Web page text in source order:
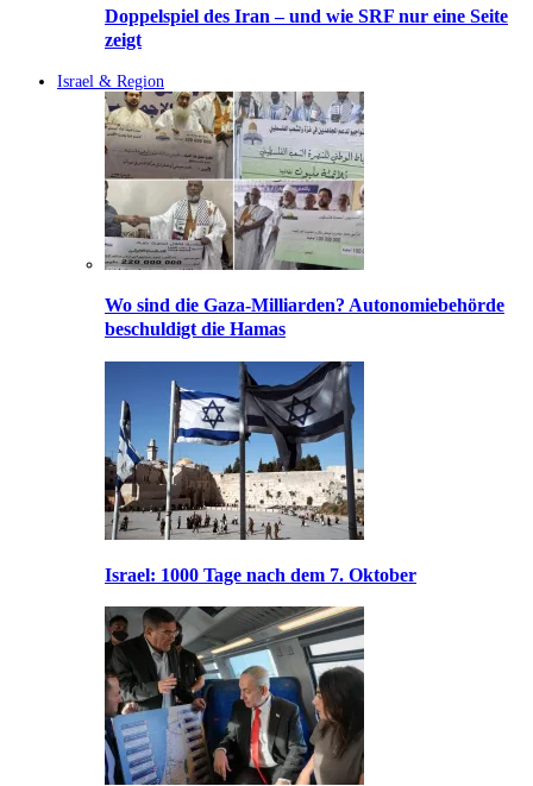
Doppelspiel des Iran – und wie SRF nur eine Seite
zeigt
Israel & Region
Wo sind die Gaza-Milliarden? Autonomiebehörde
beschuldigt die Hamas
Israel: 1000 Tage nach dem 7. Oktober